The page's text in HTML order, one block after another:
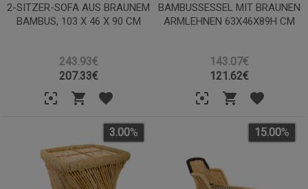
2-SITZER-SOFA AUS BRAUNEM
BAMBUS, 103 X 46 X 90 CM
243.93€
207.33€
BAMBUSSESSEL MIT BRAUNEN
ARMLEHNEN 63X46X89H CM
143.07€
121.62€
3.00% 15.00%